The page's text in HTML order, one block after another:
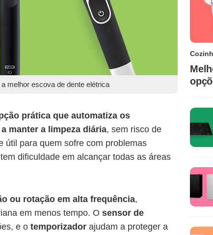
melhor escova de dente elétrica
prática que automatiza os
manter a limpeza diária, sem risco de
útil para quem sofre com problemas
dificuldade em alcançar todas as áreas
ou rotação em alta frequência,
em menos tempo. O sensor de
e o temporizador ajudam a proteger a